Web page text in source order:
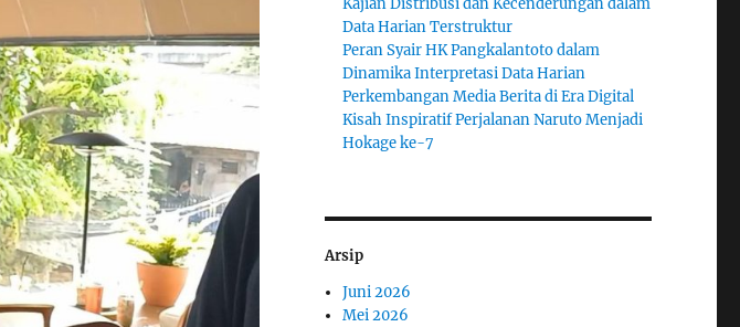
Data Harian Terstruktur
Peran Syair HK Pangkalantoto dalam
Dinamika Interpretasi Data Harian
Perkembangan Media Berita di Era Digital
Kisah Inspiratif Perjalanan Naruto Menjadi
Hokage ke-7
Arsip
Juni 2026
Mei 2026